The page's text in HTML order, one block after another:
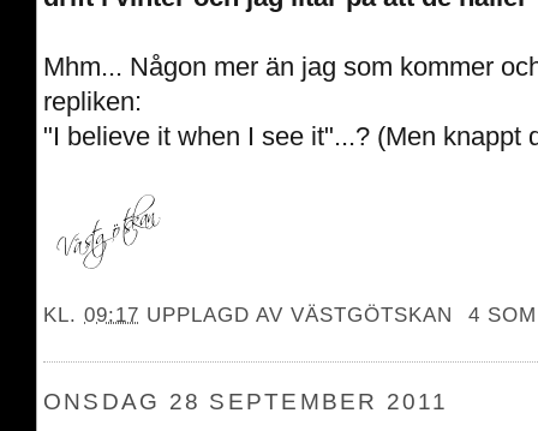
Mhm... Någon mer än jag som kommer
repliken:
"I believe it when I see it"...? (Men knappt
KL.09:17 UPPLAGD AVVÄSTGÖTSKAN 4
ONSDAG 28 SEPTEMBER 2011